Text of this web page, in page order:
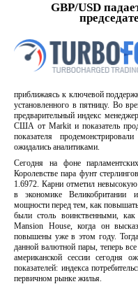
GBP/USD
приближаясь к ключевой
установленного в пятницу. Во
предварительный индекс
США от Markit и показатель
показателя
ожидались аналитиками.
Сегодня на фоне
Королевстве пара фунт
1.6972. Карни отметил
в экономике Великобритании и
мощности перед тем, как
были столь воинственными,
Mansion House, когда он
повышены уже в этом году.
данной валютной пары, теперь
американской сессии сегодня
показателей: индекса
первичном рынке жилья.